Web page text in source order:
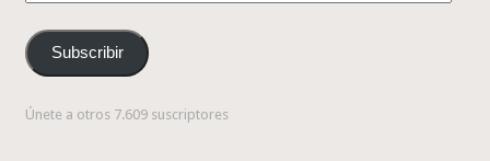
correo
electrónico
Subscribir
Únete a otros 7.609 suscriptores